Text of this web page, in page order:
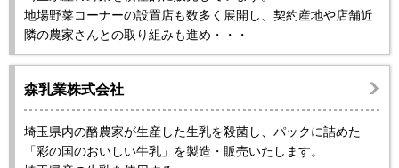
地場野菜コーナーの設置店も数多く展開し、契約産地や店舗近
隣の農家さんとの取り組みも進め・・・
森乳業株式会社
埼玉県内の酪農家が生産した生乳を殺菌し、パックに詰めた
「彩の国のおいしい牛乳」を製造・販売いたします。